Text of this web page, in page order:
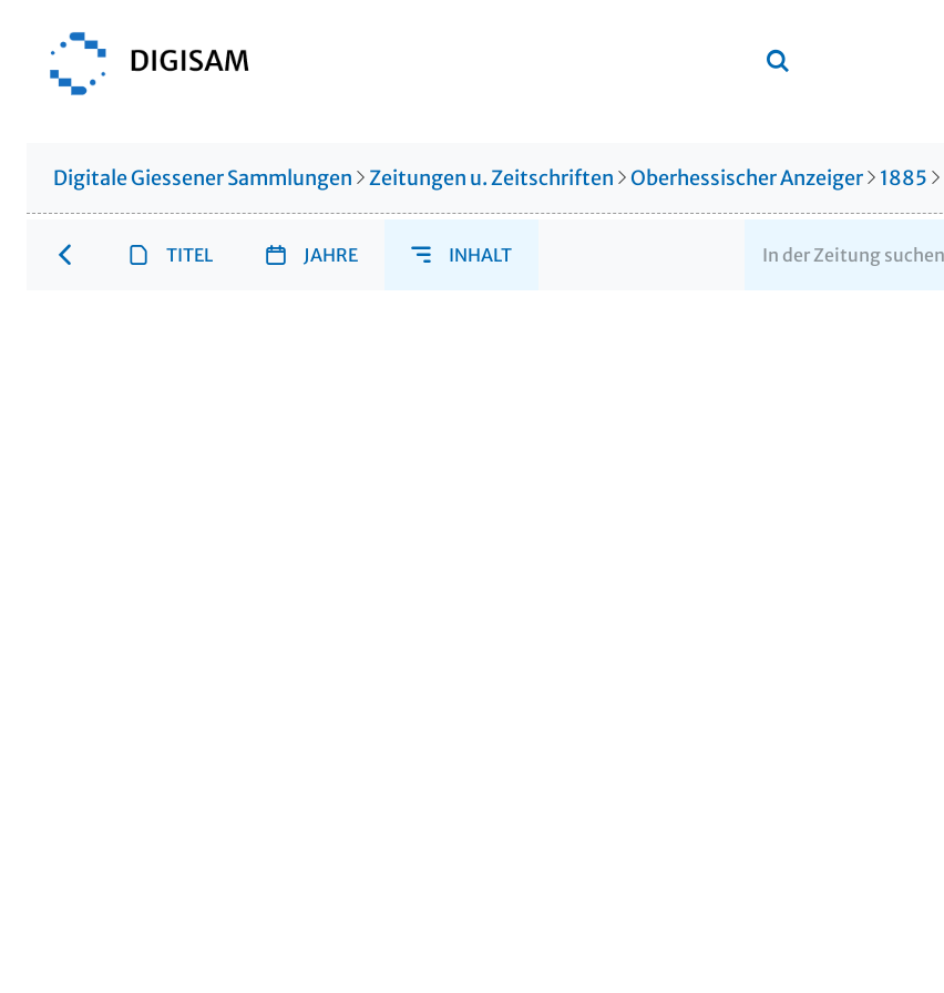
Digitale Giessener Sammlungen Zeitungen u. Zeitschriften Oberhessischer Anzeiger 1885
TITEL JAHRE INHALT